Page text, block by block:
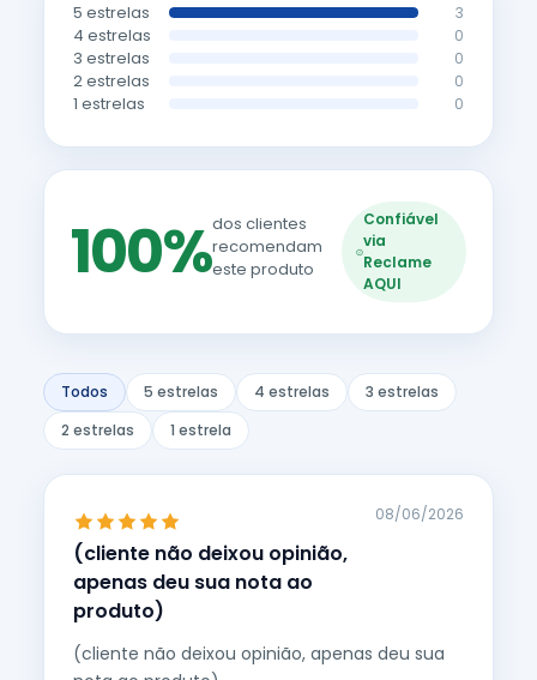
5 estrelas 3
4 estrelas 0
3 estrelas 0
2 estrelas 0
1 estrelas 0
100%dos clientes
recomendam
este produto
Confiável
via
Reclame
AQUI
Todos 5 estrelas 4 estrelas
3 estrelas
2 estrelas
1 estrela
(cliente não deixou opinião,
apenas deu sua nota ao
produto)
08/06/2026
(cliente não deixou opinião, apenas deu sua